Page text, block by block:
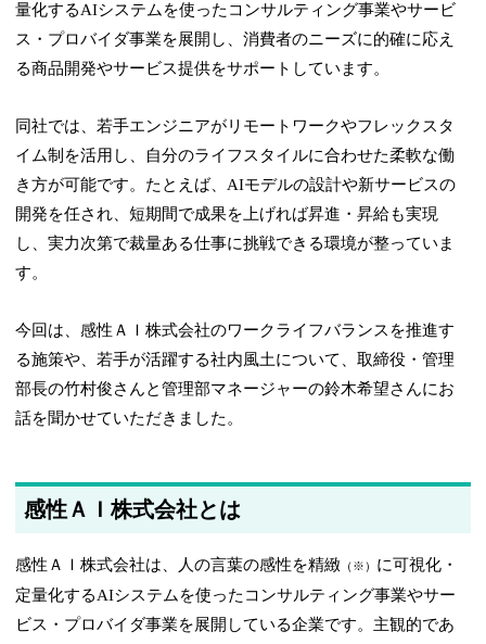
量化するAIシステムを使ったコンサルティング事業やサービ
ス・プロバイダ事業を展開し、消費者のニーズに的確に応え
る商品開発やサービス提供をサポートしています。
同社では、若手エンジニアがリモートワークやフレックスタ
イム制を活用し、自分のライフスタイルに合わせた柔軟な働
き方が可能です。たとえば、AIモデルの設計や新サービスの
開発を任され、短期間で成果を上げれば昇進・昇給も実現
し、実力次第で裁量ある仕事に挑戦できる環境が整っていま
す。
今回は、感性ＡＩ株式会社のワークライフバランスを推進す
る施策や、若手が活躍する社内風土について、取締役・管理
部長の竹村俊さんと管理部マネージャーの鈴木希望さんにお
話を聞かせていただきました。
感性ＡＩ株式会社とは
感性ＡＩ株式会社は、人の言葉の感性を精緻 （※） に可視化・
定量化するAIシステムを使ったコンサルティング事業やサー
ビス・プロバイダ事業を展開している企業です。主観的であ